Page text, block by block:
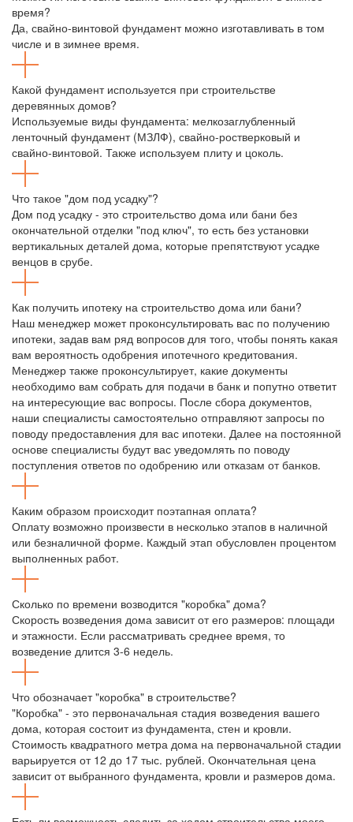
время?
Да, свайно-винтовой фундамент можно изготавливать в том
числе и в зимнее время.
Какой фундамент используется при строительстве
деревянных домов?
Используемые виды фундамента: мелкозаглубленный
ленточный фундамент (МЗЛФ), свайно-ростверковый и
свайно-винтовой. Также используем плиту и цоколь.
Что такое "дом под усадку"?
Дом под усадку - это строительство дома или бани без
окончательной отделки "под ключ", то есть без установки
вертикальных деталей дома, которые препятствуют усадке
венцов в срубе.
Как получить ипотеку на строительство дома или бани?
Наш менеджер может проконсультировать вас по получению
ипотеки, задав вам ряд вопросов для того, чтобы понять какая
вам вероятность одобрения ипотечного кредитования.
Менеджер также проконсультирует, какие документы
необходимо вам собрать для подачи в банк и попутно ответит
на интересующие вас вопросы. После сбора документов,
наши специалисты самостоятельно отправляют запросы по
поводу предоставления для вас ипотеки. Далее на постоянной
основе специалисты будут вас уведомлять по поводу
поступления ответов по одобрению или отказам от банков.
Каким образом происходит поэтапная оплата?
Оплату возможно произвести в несколько этапов в наличной
или безналичной форме. Каждый этап обусловлен процентом
выполненных работ.
Сколько по времени возводится "коробка" дома?
Скорость возведения дома зависит от его размеров: площади
и этажности. Если рассматривать среднее время, то
возведение длится 3-6 недель.
Что обозначает "коробка" в строительстве?
"Коробка" - это первоначальная стадия возведения вашего
дома, которая состоит из фундамента, стен и кровли.
Стоимость квадратного метра дома на первоначальной стадии
варьируется от 12 до 17 тыс. рублей. Окончательная цена
зависит от выбранного фундамента, кровли и размеров дома.